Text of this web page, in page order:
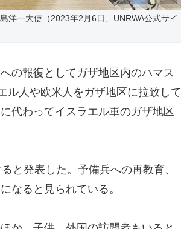
洋一大使（2023年2月6日、UNRWA公式サイ
の報復としてガザ地区内のハマス
ル人や欧米人をガザ地区に拉致して
代わってイスラエル軍のガザ地区
と発表した。予備兵への再教育、
なると見られている。